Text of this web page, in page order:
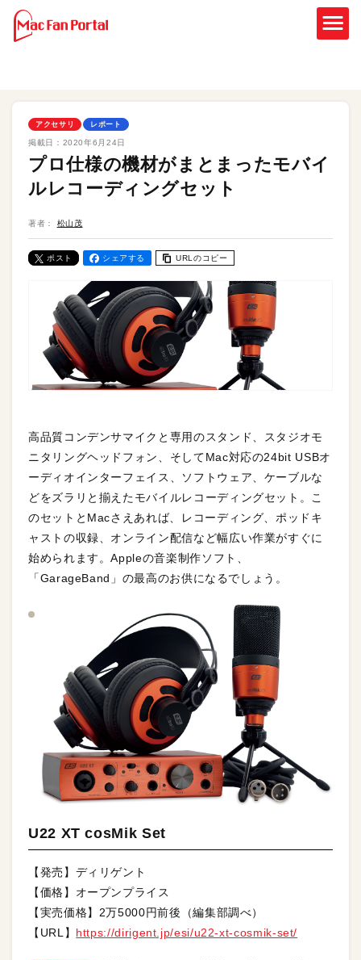
アクセサリ レポート
掲載日： 2020年6月24日
プロ仕様の機材がまとまったモバイ
ルレコーディングセット
著者： 松山茂
ポスト シェアする URLのコピー
高品質コンデンサマイクと専用のスタンド、スタジオモ
ニタリングヘッドフォン、そしてMac対応の24bit USBオ
ーディオインターフェイス、ソフトウェア、ケーブルな
どをズラリと揃えたモバイルレコーディングセット。こ
のセットとMacさえあれば、レコーディング、ポッドキ
ャストの収録、オンライン配信など幅広い作業がすぐに
始められます。Appleの音楽制作ソフト、
「GarageBand」の最高のお供になるでしょう。
U22 XT cosMik Set
【発売】ディリゲント
【価格】オープンプライス
【実売価格】2万5000円前後（編集部調べ）
【URL】 https://dirigent.jp/esi/u22-xt-cosmik-set/